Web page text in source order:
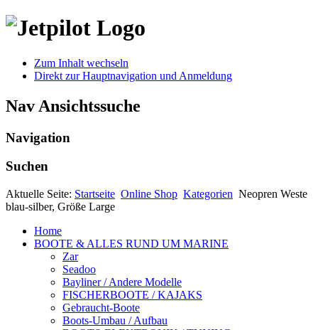
Zum Inhalt wechseln
Direkt zur Hauptnavigation und Anmeldung
Nav Ansichtssuche
Navigation
Suchen
Aktuelle Seite: Startseite Online Shop Kategorien Neopren Weste
blau-silber, Größe Large
Home
BOOTE & ALLES RUND UM MARINE
Zar
Seadoo
Bayliner / Andere Modelle
FISCHERBOOTE / KAJAKS
Gebraucht-Boote
Boots-Umbau / Aufbau